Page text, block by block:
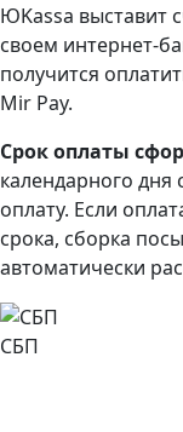
ЮKassa выставит
своем интернет-
получится
Mir Pay.
Срок оплаты
календарного дня
оплату. Если
срока, сборка
автоматически
СБП